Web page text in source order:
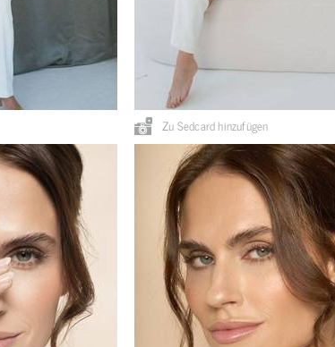
Zu Sedcard hinzufügen